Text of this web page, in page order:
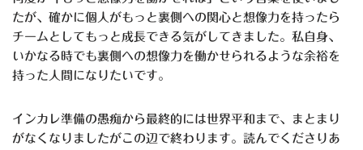
たが、確かに個人がもっと裏側への関心と想像力を持ったら
チームとしてもっと成長できる気がしてきました。私自身、
いかなる時でも裏側への想像力を働かせられるような余裕を
持った人間になりたいです。
インカレ準備の愚痴から最終的には世界平和まで、まとまり
がなくなりましたがこの辺で終わります。読んでくださりあ